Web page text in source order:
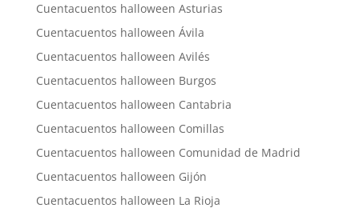
Cuentacuentos halloween Asturias
Cuentacuentos halloween Ávila
Cuentacuentos halloween Avilés
Cuentacuentos halloween Burgos
Cuentacuentos halloween Cantabria
Cuentacuentos halloween Comillas
Cuentacuentos halloween Comunidad de Madrid
Cuentacuentos halloween Gijón
Cuentacuentos halloween La Rioja